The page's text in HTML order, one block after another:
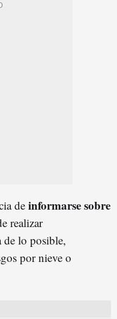
de informarse sobre
realizar
de lo posible,
por nieve o